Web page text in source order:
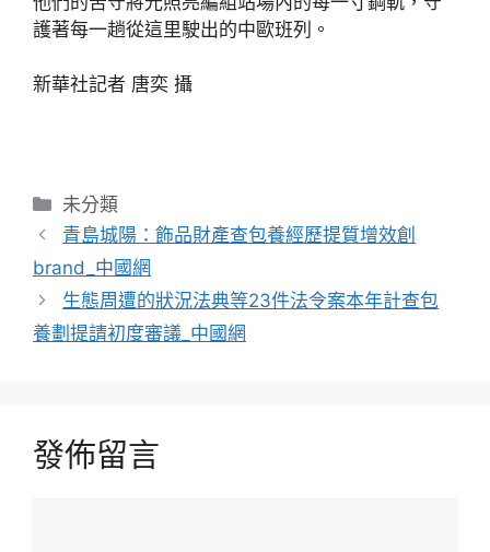
護著每一趟從這里駛出的中歐班列。
新華社記者 唐奕 攝
分
類
未分類
青島城陽：飾品財產查包養經歷提質增效創
brand_中國網
生態周遭的狀況法典等23件法令案本年計查包
養劃提請初度審議_中國網
發佈留言